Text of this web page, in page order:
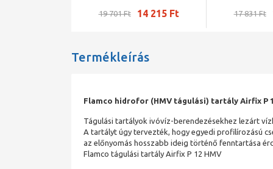
19 701 Ft 14 215 Ft 17 831 Ft
Termékleírás
Flamco hidrofor (HMV tágulási) tartály Airfix P
Tágulási tartályok ivóvíz-berendezésekhez lezárt
A tartályt úgy tervezték, hogy egyedi profilírozású
az előnyomás hosszabb ideig történő fenntartása
Flamco tágulási tartály Airfix P 12 HMV